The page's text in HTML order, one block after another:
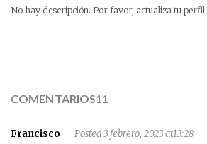
No hay descripción. Por favor, actualiza tu perfil.
COMENTARIOS11
Francisco Posted 3 febrero, 2023 at13:28